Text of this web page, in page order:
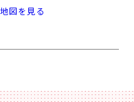
地図を見る